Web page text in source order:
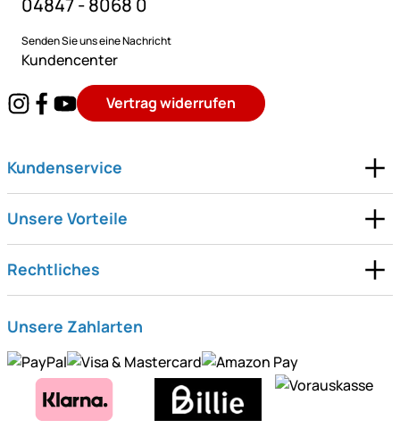
Senden Sie uns eine Nachricht
Kundencenter
Vertrag widerrufen
Kundenservice
Unsere Vorteile
Rechtliches
Unsere Zahlarten